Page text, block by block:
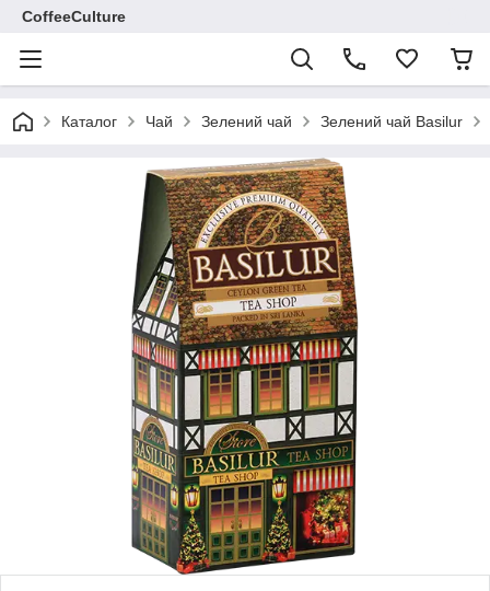
CoffeeCulture
Каталог Чай Зелений чай Зелений чай Basilur